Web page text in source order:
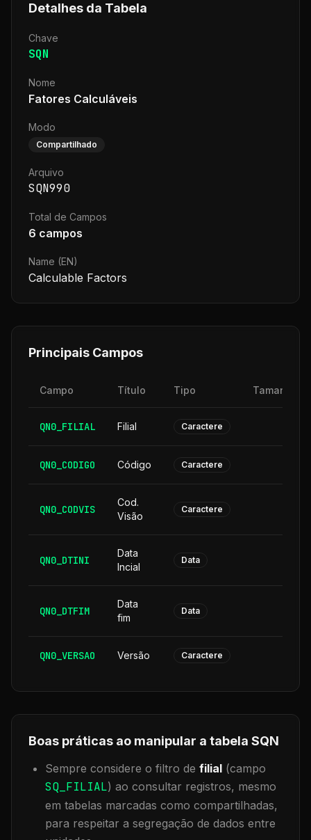
Detalhes da Tabela
Chave
SQN
Nome
Fatores Calculáveis
Modo
Compartilhado
Arquivo
SQN990
Total de Campos
6 campos
Name (EN)
Calculable Factors
Principais Campos
Campo Título Tipo Tamanho
QN0_FILIAL Filial Caractere
QN0_CODIGO Código Caractere
QN0_CODVIS
Cod.
Visão
Caractere
QN0_DTINI
Data
Incial
Data
QN0_DTFIM
Data
fim
Data
QN0_VERSAO Versão Caractere
Boas práticas ao manipular a tabela SQN
Sempre considere o filtro de filial (campo
SQ_FILIAL) ao consultar registros, mesmo
em tabelas marcadas como compartilhadas,
para respeitar a segregação de dados entre